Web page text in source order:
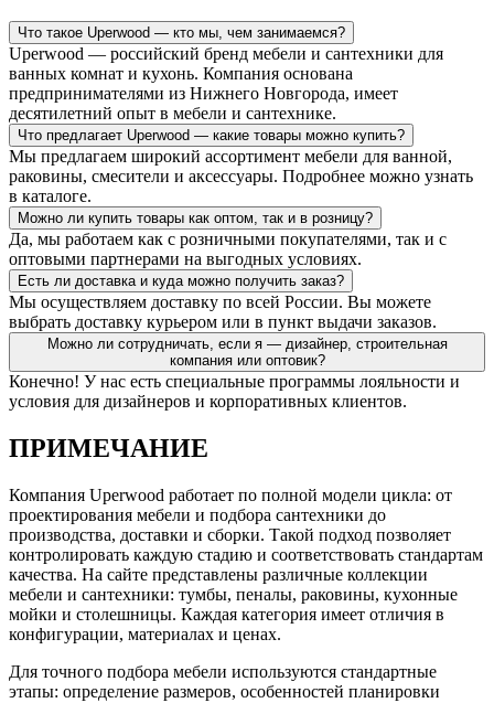
Что такое Uperwood — кто мы, чем занимаемся?
Uperwood — российский бренд мебели и сантехники для
ванных комнат и кухонь. Компания основана
предпринимателями из Нижнего Новгорода, имеет
десятилетний опыт в мебели и сантехнике.
Что предлагает Uperwood — какие товары можно купить?
Мы предлагаем широкий ассортимент мебели для ванной,
раковины, смесители и аксессуары. Подробнее можно узнать
в каталоге.
Можно ли купить товары как оптом, так и в розницу?
Да, мы работаем как с розничными покупателями, так и с
оптовыми партнерами на выгодных условиях.
Есть ли доставка и куда можно получить заказ?
Мы осуществляем доставку по всей России. Вы можете
выбрать доставку курьером или в пункт выдачи заказов.
Можно ли сотрудничать, если я — дизайнер, строительная
компания или оптовик?
Конечно! У нас есть специальные программы лояльности и
условия для дизайнеров и корпоративных клиентов.
ПРИМЕЧАНИЕ
Компания Uperwood работает по полной модели цикла: от
проектирования мебели и подбора сантехники до
производства, доставки и сборки. Такой подход позволяет
контролировать каждую стадию и соответствовать стандартам
качества. На сайте представлены различные коллекции
мебели и сантехники: тумбы, пеналы, раковины, кухонные
мойки и столешницы. Каждая категория имеет отличия в
конфигурации, материалах и ценах.
Для точного подбора мебели используются стандартные
этапы: определение размеров, особенностей планировки